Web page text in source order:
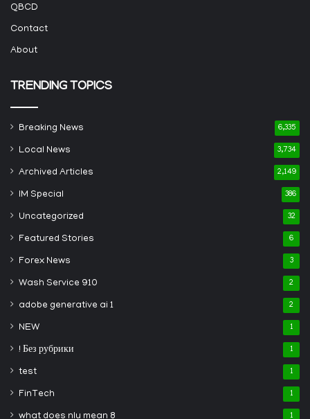
QBCD
Contact
About
TRENDING TOPICS
Breaking News 6,335
Local News 3,734
Archived Articles 2,149
IM Special 386
Uncategorized 32
Featured Stories 6
Forex News 3
Wash Service 910 2
adobe generative ai 1 2
NEW 1
! Без рубрики 1
test 1
FinTech 1
what does nlu mean 8 1